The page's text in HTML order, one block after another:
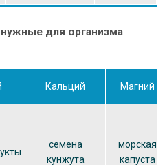
для организма
Кальций Магний
семена
кунжута
морская
капуста